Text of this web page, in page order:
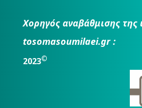
Χορηγός αναβάθμισης της
tosomasoumilaei.gr :
2023©